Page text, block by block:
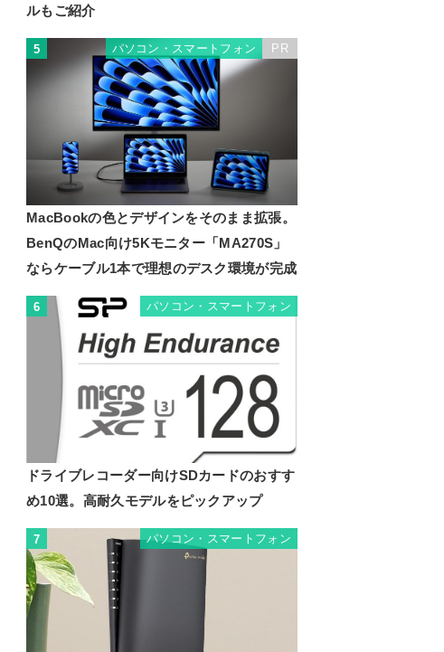
ルもご紹介
5 パソコン・スマートフォン PR
MacBookの色とデザインをそのまま拡張。
BenQのMac向け5Kモニター「MA270S」
ならケーブル1本で理想のデスク環境が完成
6 パソコン・スマートフォン
ドライブレコーダー向けSDカードのおすす
め10選。高耐久モデルをピックアップ
7 パソコン・スマートフォン